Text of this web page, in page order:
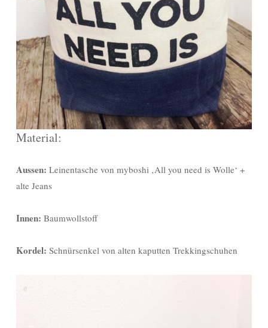
Material:
Aussen: Leinentasche von myboshi ‚All you need is Wolle‘ +
alte Jeans
Innen: Baumwollstoff
Kordel: Schnürsenkel von alten kaputten Trekkingschuhen